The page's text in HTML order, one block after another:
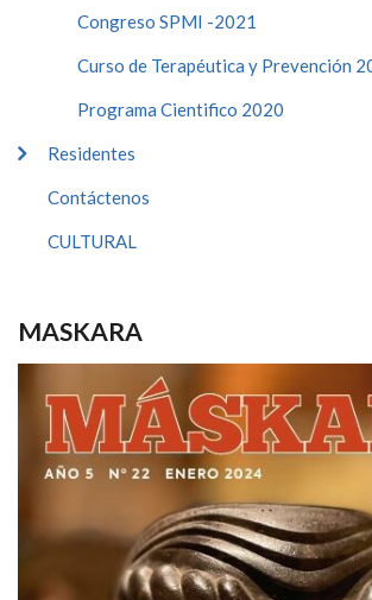
Congreso SPMI -2021
Curso de Terapéutica y Prevención
Programa Cientifico 2020
Residentes
Contáctenos
CULTURAL
MASKARA